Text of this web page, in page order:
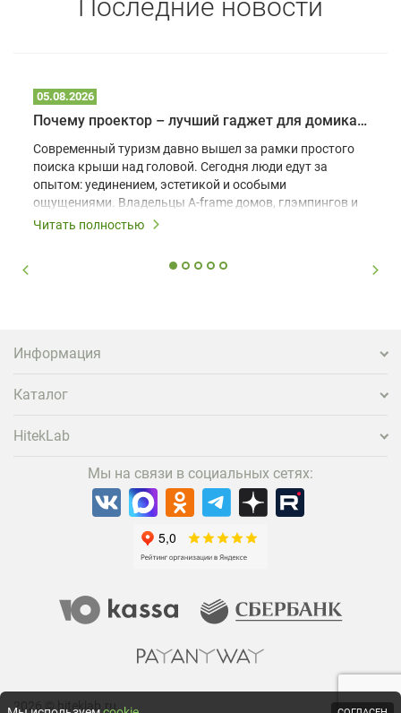
Последние новости
05.08.2026
Почему проектор – лучший гаджет для домика в глэмпинге
Современный туризм давно вышел за рамки простого
поиска крыши над головой. Сегодня люди едут за
опытом: уединением, эстетикой и особыми
ощущениями. Владельцы A-frame домов, глэмпингов и
шале понимают, что конкуренция растет, и
вернуться и поделиться впечатлениями в соцсетях,
проектора.
Читать полностью
Информация
Каталог
HitekLab
Мы на связи в социальных сетях:
2026 © hiteklab.ru